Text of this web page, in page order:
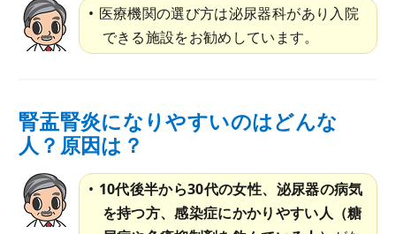
医療機関の選び方は泌尿器科があり入院
できる施設をお勧めしています。
腎盂腎炎になりやすいのはどんな
人？原因は？
10代後半から30代の女性、泌尿器の病気
を持つ方、感染症にかかりやすい人（糖